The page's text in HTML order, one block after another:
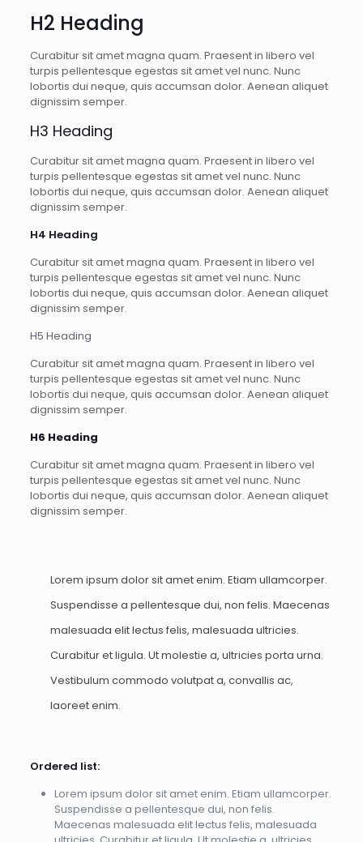
H2 Heading
Curabitur sit amet magna quam. Praesent in libero vel
turpis pellentesque egestas sit amet vel nunc. Nunc
lobortis dui neque, quis accumsan dolor. Aenean aliquet
dignissim semper.
H3 Heading
Curabitur sit amet magna quam. Praesent in libero vel
turpis pellentesque egestas sit amet vel nunc. Nunc
lobortis dui neque, quis accumsan dolor. Aenean aliquet
dignissim semper.
H4 Heading
Curabitur sit amet magna quam. Praesent in libero vel
turpis pellentesque egestas sit amet vel nunc. Nunc
lobortis dui neque, quis accumsan dolor. Aenean aliquet
dignissim semper.
H5 Heading
Curabitur sit amet magna quam. Praesent in libero vel
turpis pellentesque egestas sit amet vel nunc. Nunc
lobortis dui neque, quis accumsan dolor. Aenean aliquet
dignissim semper.
H6 Heading
Curabitur sit amet magna quam. Praesent in libero vel
turpis pellentesque egestas sit amet vel nunc. Nunc
lobortis dui neque, quis accumsan dolor. Aenean aliquet
dignissim semper.
Lorem ipsum dolor sit amet enim. Etiam ullamcorper.
Suspendisse a pellentesque dui, non felis. Maecenas
malesuada elit lectus felis, malesuada ultricies.
Curabitur et ligula. Ut molestie a, ultricies porta urna.
Vestibulum commodo volutpat a, convallis ac,
laoreet enim.
Ordered list:
Lorem ipsum dolor sit amet enim. Etiam ullamcorper.
Suspendisse a pellentesque dui, non felis.
Maecenas malesuada elit lectus felis, malesuada